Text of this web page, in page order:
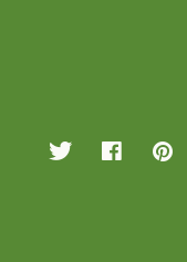
Twitter Facebook